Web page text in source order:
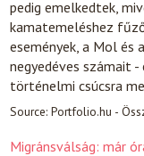
pedig emelkedtek,
kamatemeléshez
események, a Mol és
negyedéves számait
történelmi csúcsra
Source:Portfolio.hu -
Migránsválság: már